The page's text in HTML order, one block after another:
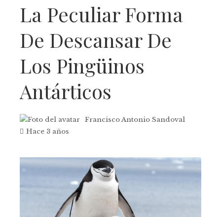
La Peculiar Forma
De Descansar De
Los Pingüinos
Antárticos
Francisco Antonio Sandoval
Hace 3 años